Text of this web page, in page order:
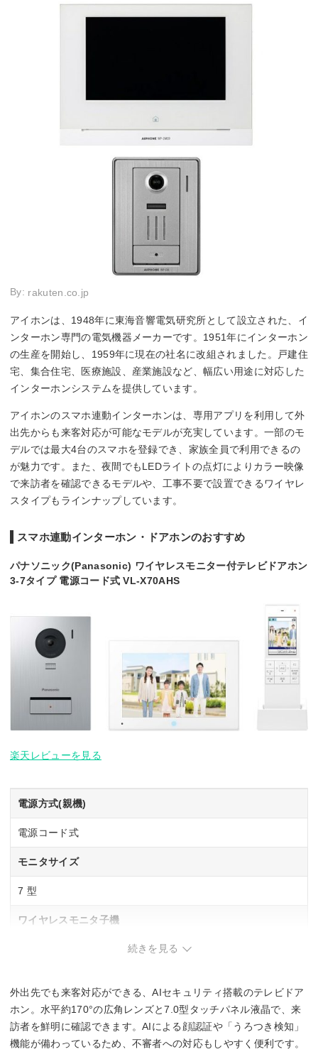
By: rakuten.co.jp
アイホンは、1948年に東海音響電気研究所として設立された、イ
ンターホン専門の電気機器メーカーです。1951年にインターホン
の生産を開始し、1959年に現在の社名に改組されました。戸建住
宅、集合住宅、医療施設、産業施設など、幅広い用途に対応した
インターホンシステムを提供しています。
アイホンのスマホ連動インターホンは、専用アプリを利用して外
出先からも来客対応が可能なモデルが充実しています。一部のモ
デルでは最大4台のスマホを登録でき、家族全員で利用できるの
が魅力です。また、夜間でもLEDライトの点灯によりカラー映像
で来訪者を確認できるモデルや、工事不要で設置できるワイヤレ
スタイプもラインナップしています。
スマホ連動インターホン・ドアホンのおすすめ
パナソニック(Panasonic) ワイヤレスモニター付テレビドアホン
3-7タイプ 電源コード式 VL-X70AHS
楽天レビューを見る
電源方式(親機)
電源コード式
モニタサイズ
7 型
ワイヤレスモニタ子機
◯
LEDライト（照明用ランプ）
続きを見る
外出先でも来客対応ができる、AIセキュリティ搭載のテレビドア
ホン。水平約170°の広角レンズと7.0型タッチパネル液晶で、来
訪者を鮮明に確認できます。AIによる顔認証や「うろつき検知」
機能が備わっているため、不審者への対応もしやすく便利です。